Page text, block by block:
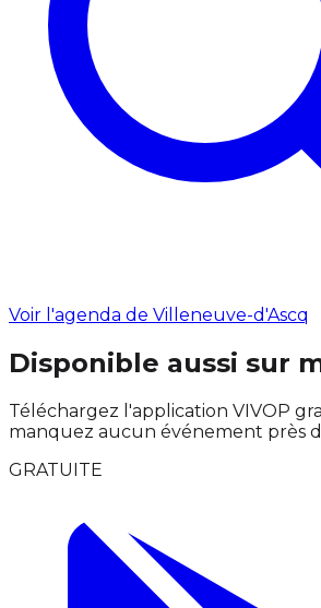
Voir l'agenda de Villeneuve-d'Ascq
Disponible aussi sur
Téléchargez l'application VIVOP
manquez aucun événement près
GRATUITE